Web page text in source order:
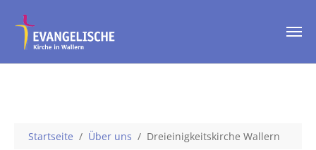
You are here:
Startseite Über uns Dreieinigkeitskirche Wallern